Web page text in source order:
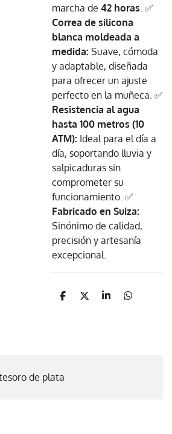
marcha de 42 horas. ✅
Correa de silicona
blanca moldeada a
medida: Suave, cómoda
y adaptable, diseñada
para ofrecer un ajuste
perfecto en la muñeca. ✅
Resistencia al agua
hasta 100 metros (10
ATM): Ideal para el día a
día, soportando lluvia y
salpicaduras sin
comprometer su
funcionamiento. ✅
Fabricado en Suiza:
Sinónimo de calidad,
precisión y artesanía
excepcional.
C
r
C
C
C
de plata